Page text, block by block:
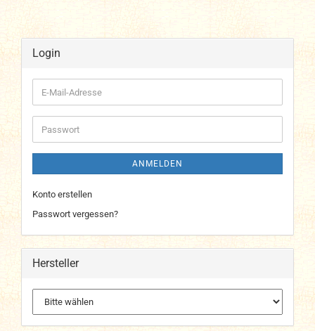
Login
E-
Mail-
Adresse
Passwort
ANMELDEN
Konto erstellen
Passwort vergessen?
Hersteller